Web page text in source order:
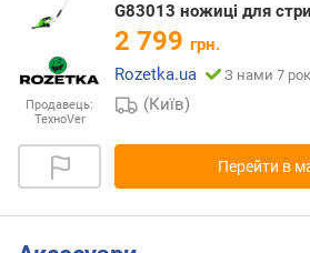
Продавець:
ТехноVer
G83013 ножиці для
2 799 грн.
Rozetka.ua
З нами 7
(Київ)
Перейти в